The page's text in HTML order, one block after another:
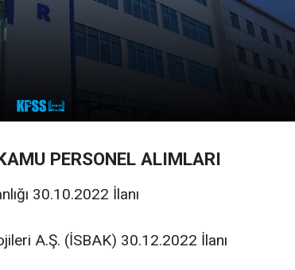
PERSONEL ALIMLARI
30.10.2022 İlanı
A.Ş. (İSBAK) 30.12.2022 İlanı